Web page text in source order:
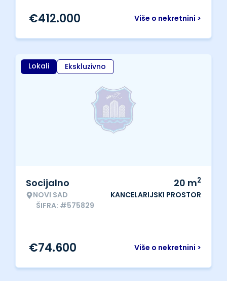
Više o nekretnini >
€412.000
Lokali Ekskluzivno
Socijalno
NOVI SAD
ŠIFRA: #575829
20 m2
KANCELARIJSKI PROSTOR
Više o nekretnini >
€74.600